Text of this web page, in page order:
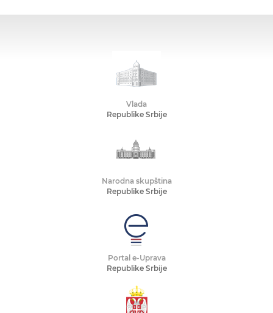
Vlada
Republike Srbije
Narodna skupština
Republike Srbije
Portal e-Uprava
Republike Srbije